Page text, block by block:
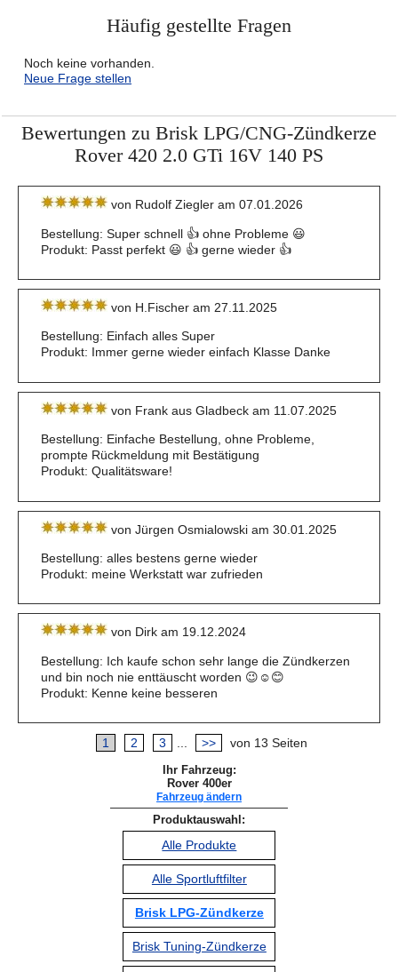
Häufig gestellte Fragen
Noch keine vorhanden.
Neue Frage stellen
Bewertungen zu Brisk LPG/CNG-Zündkerze
Rover 420 2.0 GTi 16V 140 PS
von Rudolf Ziegler am 07.01.2026
Bestellung: Super schnell 👍 ohne Probleme 😃
Produkt: Passt perfekt 😃 👍 gerne wieder 👍
von H.Fischer am 27.11.2025
Bestellung: Einfach alles Super
Produkt: Immer gerne wieder einfach Klasse Danke
von Frank aus Gladbeck am 11.07.2025
Bestellung: Einfache Bestellung, ohne Probleme,
prompte Rückmeldung mit Bestätigung
Produkt: Qualitätsware!
von Jürgen Osmialowski am 30.01.2025
Bestellung: alles bestens gerne wieder
Produkt: meine Werkstatt war zufrieden
von Dirk am 19.12.2024
Bestellung: Ich kaufe schon sehr lange die Zündkerzen
und bin noch nie enttäuscht worden 😉☺️😊
Produkt: Kenne keine besseren
1 2 3 ... >> von 13 Seiten
Ihr Fahrzeug:
Rover 400er
Fahrzeug ändern
Produktauswahl:
Alle Produkte
Alle Sportluftfilter
Brisk LPG-Zündkerze
Brisk Tuning-Zündkerze